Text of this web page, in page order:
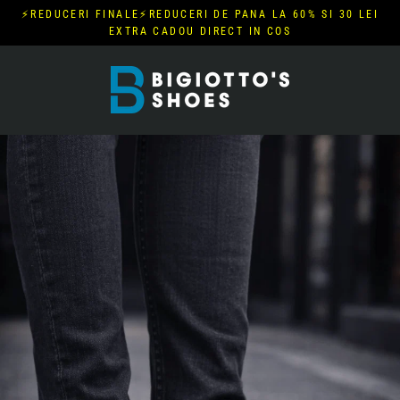
Skip⚡REDUCERI FINALE⚡REDUCERI DE PANA LA 60% SI 30 LEI
EXTRA CADOU DIRECT IN COS